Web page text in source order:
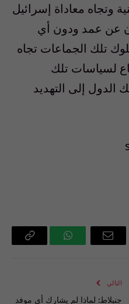
وتجاه معاداة إسرائيل
عن عمد ودون أي
تلك الجماعات تجاه
لسياسات تلك
إلى التهديد
البريد
واتساب Copy
التالي
جنبلاط: لماذا لم يشارك أي موفد